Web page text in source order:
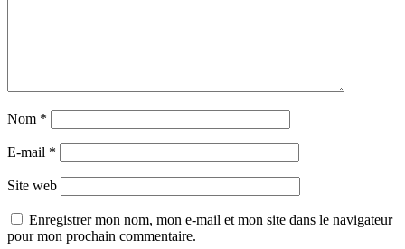
Nom *
E-mail *
Site web
Enregistrer mon nom, mon e-mail et mon site dans le navigateur
pour mon prochain commentaire.